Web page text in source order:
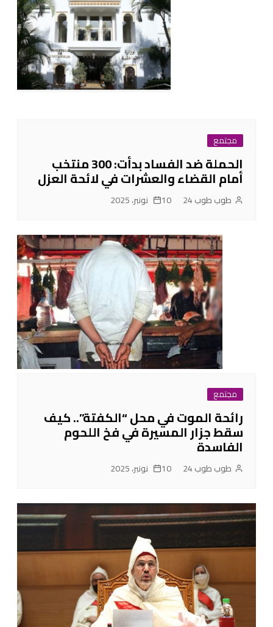
مجتمع
الحملة ضد الفساد بدأت: 300 منتخب
أمام القضاء والعشرات في لائحة العزل
طوب طوب 24 10 نونبر، 2025
مجتمع
رائحة الموت في محل “الكفتة”.. كيف
سقط جزار المسيرة في فخ اللحوم
الفاسدة
طوب طوب 24 10 نونبر، 2025